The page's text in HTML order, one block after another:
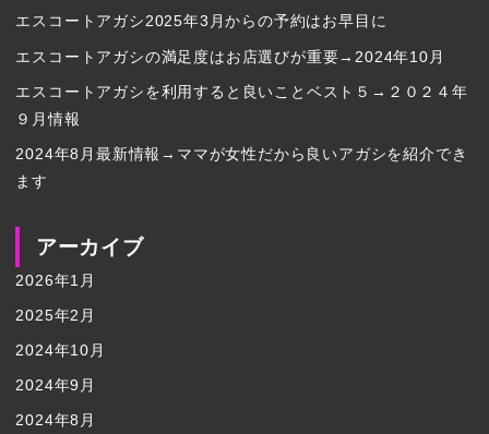
エスコートアガシ2025年3月からの予約はお早目に
エスコートアガシの満足度はお店選びが重要→2024年10月
エスコートアガシを利用すると良いことベスト５→２０２４年
９月情報
2024年8月最新情報→ママが女性だから良いアガシを紹介でき
ます
アーカイブ
2026年1月
2025年2月
2024年10月
2024年9月
2024年8月